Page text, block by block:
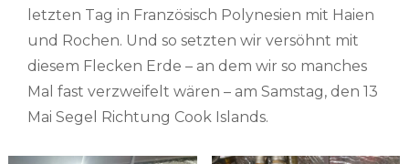
letzten Tag in Französisch Polynesien mit Haien
und Rochen. Und so setzten wir versöhnt mit
diesem Flecken Erde – an dem wir so manches
Mal fast verzweifelt wären – am Samstag, den 13
Mai Segel Richtung Cook Islands.